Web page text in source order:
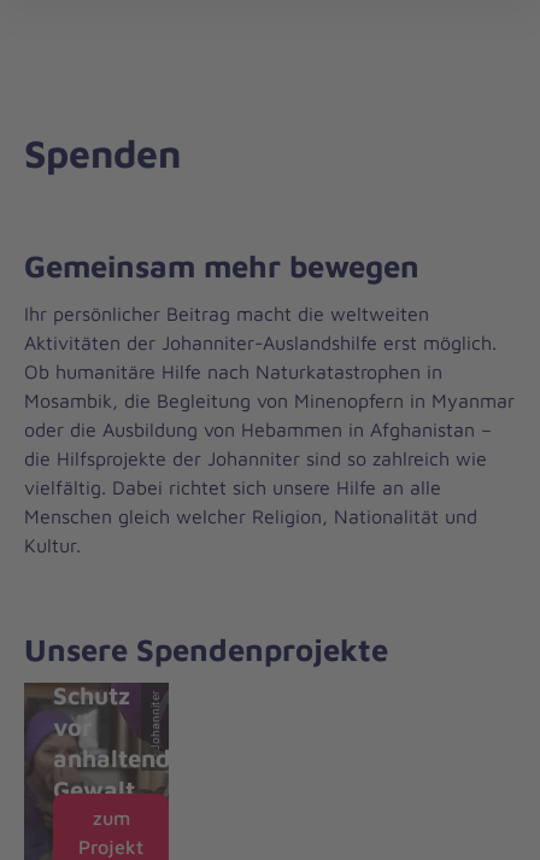
Spenden
Gemeinsam mehr bewegen
Ihr persönlicher Beitrag macht die weltweiten
Aktivitäten der Johanniter-Auslandshilfe erst möglich.
Ob humanitäre Hilfe nach Naturkatastrophen in
Mosambik, die Begleitung von Minenopfern in Myanmar
oder die Ausbildung von Hebammen in Afghanistan –
die Hilfsprojekte der Johanniter sind so zahlreich wie
vielfältig. Dabei richtet sich unsere Hilfe an alle
Menschen gleich welcher Religion, Nationalität und
Kultur.
Unsere Spendenprojekte
© Johanniter
Im
Einsatz
und
Schutz
vor
anhaltender
Gewalt
zum
Projekt